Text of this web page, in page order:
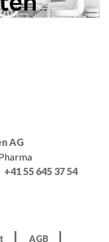
AG
+41 55 645 37 54
AGB